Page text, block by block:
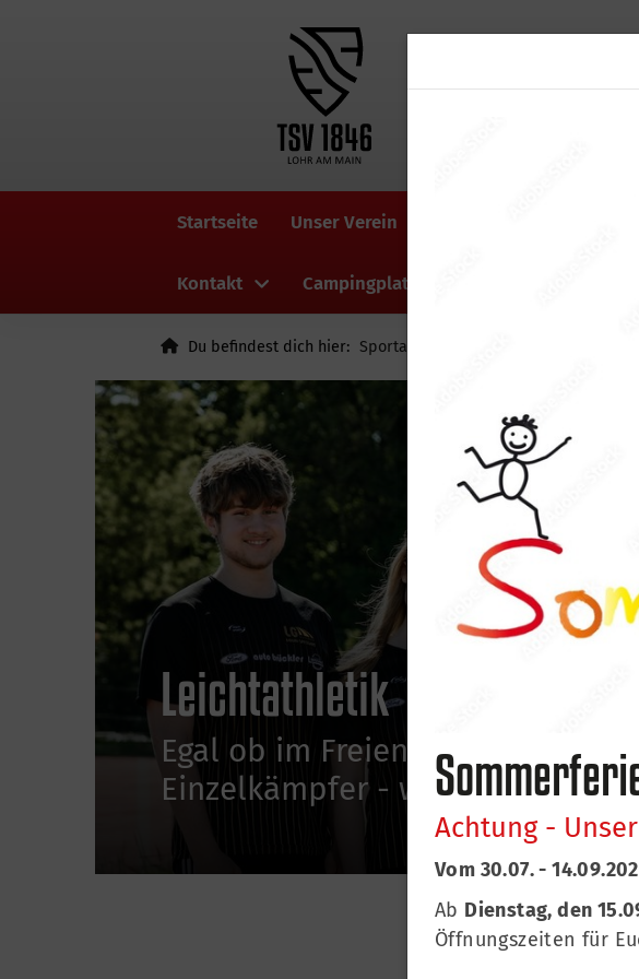
Startseite Unser Verein
Kontakt Campingplatz
Du befindest dich hier: Sportangebot Sportangebote und
Leichtathletik
Egal ob im Freien oder in der
Einzelkämpfer - wir haben Spaß
Achtung -
Vom 30.07. -
Ab Dienstag, den
Öffnungszeiten für